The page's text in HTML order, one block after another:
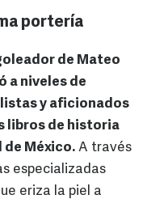
portería
de Mateo
a niveles de
y aficionados
libros de historia
de México. A través
especializadas
eriza la piel a